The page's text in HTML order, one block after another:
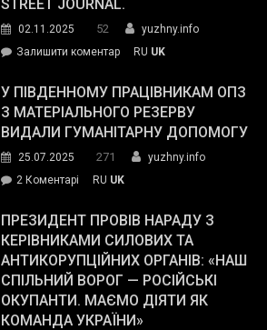
STREET JOURNAL.
02.11.2025 52
yuzhny.info
Залишити коментарon
завойовує
симпатії
виборців
The
Street
Journal.
RU UK
У ПІВДЕННОМУ ПРАЦІВНИКАМ ОПЗ
З МАТЕРІАЛЬНОГО РЕЗЕРВУ
ВИДАЛИ ГУМАНІТАРНУ ДОПОМОГУ
25.07.2025 271
yuzhny.info
2 Коментарі
Південному
працівникам
ОПЗ
з
матеріального
резерву
RU UK
ПРЕЗИДЕНТ ПРОВІВ НАРАДУ З
КЕРІВНИКАМИ СИЛОВИХ ТА
АНТИКОРУПЦІЙНИХ ОРГАНІВ: «НАШ
СПІЛЬНИЙ ВОРОГ — РОСІЙСЬКІ
ОКУПАНТИ. МАЄМО ДІЯТИ ЯК
КОМАНДА УКРАЇНИ»